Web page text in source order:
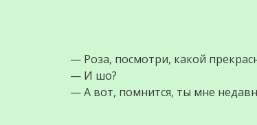
— Роза, посмотри, какой
— И шо?
— А вот, помнится, ты мне